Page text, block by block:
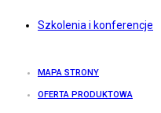
Szkolenia i konferencje
MAPA STRONY
OFERTA PRODUKTOWA